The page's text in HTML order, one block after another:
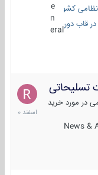
کشورها
دوربین
eral
مورد خرید
News
7
اسفند
1400